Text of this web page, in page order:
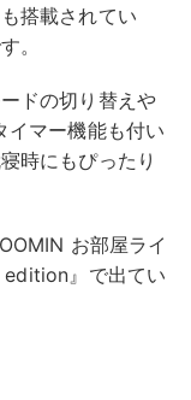
搭載されてい
。
ドの切り替えや
イマー機能も付い
時にもぴったり
お部屋ライ
edition』で出てい